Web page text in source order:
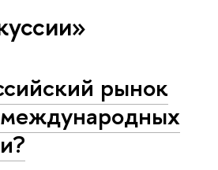
рынок